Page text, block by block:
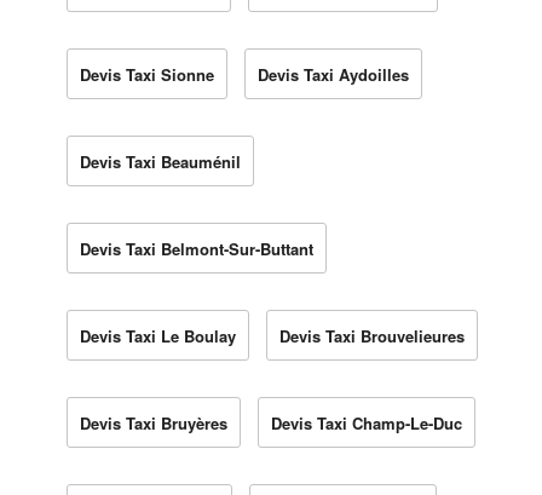
Devis Taxi Sionne Devis Taxi Aydoilles
Devis Taxi Beauménil
Devis Taxi Belmont-Sur-Buttant
Devis Taxi Le Boulay Devis Taxi Brouvelieures
Devis Taxi Bruyères Devis Taxi Champ-Le-Duc